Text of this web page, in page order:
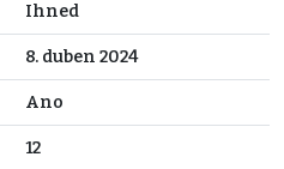
Ihned
8. duben 2024
Ano
12